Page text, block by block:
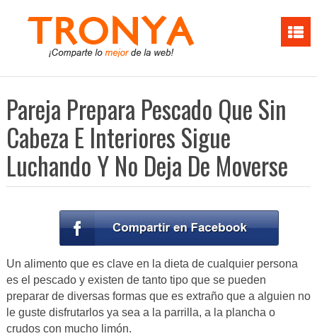
Pareja Prepara Pescado Que Sin
Cabeza E Interiores Sigue
Luchando Y No Deja De Moverse
Un alimento que es clave en la dieta de cualquier persona
es el pescado y existen de tanto tipo que se pueden
preparar de diversas formas que es extraño que a alguien no
le guste disfrutarlos ya sea a la parrilla, a la plancha o
crudos con mucho limón.